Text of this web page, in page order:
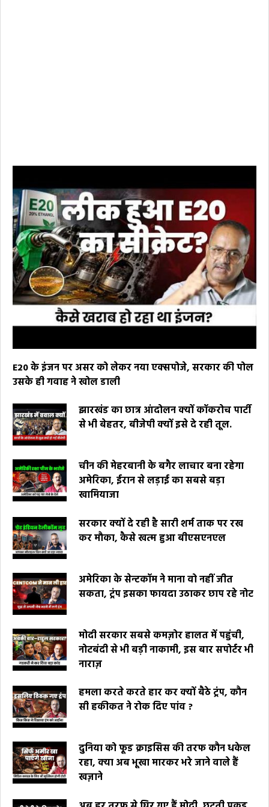
E20 के इंजन पर असर को लेकर नया एक्सपोजे, सरकार की पोल
उसके ही गवाह ने खोल डाली
झारखंड का छात्र आंदोलन क्यों कॉकरोच पार्टी
से भी बेहतर, बीजेपी क्यों इसे दे रही तूल.
चीन की मेहरबानी के बगैर लाचार बना रहेगा
अमेरिका, ईरान से लड़ाई का सबसे बड़ा
खामियाजा
सरकार क्यों दे रही है सारी शर्म ताक पर रख
कर मौका, कैसे खत्म हुआ बीएसएनएल
अमेरिका के सेन्टकॉम ने माना वो नहीं जीत
सकता, ट्रंप इसका फायदा उठाकर छाप रहे नोट
मोदी सरकार सबसे कमज़ोर हालत में पहुंची,
नोटबंदी से भी बड़ी नाकामी, इस बार सपोर्टर भी
नाराज़
हमला करते करते हार कर क्यों बैठे ट्रंप, कौन
सी हकीकत ने रोक दिए पांव ?
दुनिया को फूड क्राइसिस की तरफ कौन धकेल
रहा, क्या अब भूखा मारकर भरे जाने वाले हैं
खज़ाने